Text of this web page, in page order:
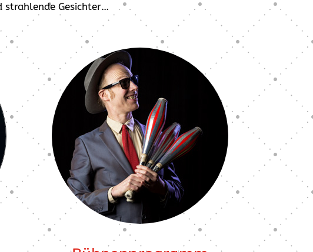
strahlende Gesichter…